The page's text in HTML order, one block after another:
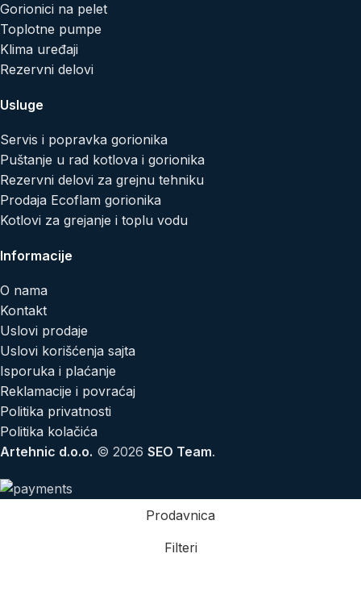
Gorionici na pelet
Toplotne pumpe
Klima uređaji
Rezervni delovi
Usluge
Servis i popravka gorionika
Puštanje u rad kotlova i gorionika
Rezervni delovi za grejnu tehniku
Prodaja Ecoflam gorionika
Kotlovi za grejanje i toplu vodu
Informacije
O nama
Kontakt
Uslovi prodaje
Uslovi korišćenja sajta
Isporuka i plaćanje
Reklamacije i povraćaj
Politika privatnosti
Politika kolačića
Artehnic d.o.o. © 2026 SEO Team.
Prodavnica
Filteri